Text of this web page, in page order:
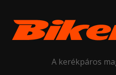
A kerékpáros